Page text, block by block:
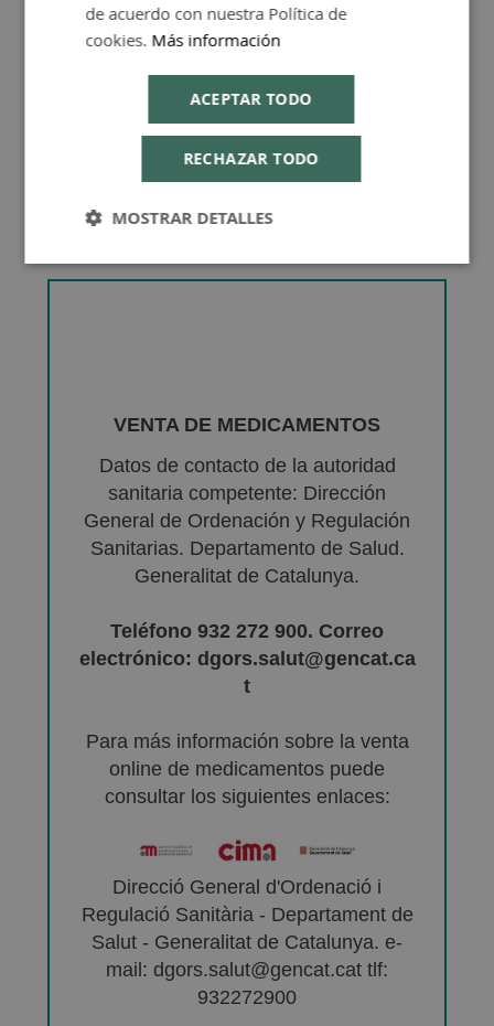
VENTA DE MEDICAMENTOS
Datos de contacto de la autoridad
sanitaria competente: Dirección
General de Ordenación y Regulación
Sanitarias. Departamento de Salud.
Generalitat de Catalunya.
Teléfono 932 272 900. Correo
electrónico: dgors.salut@gencat.ca
t
Para más información sobre la venta
online de medicamentos puede
consultar los siguientes enlaces:
Direcció General d'Ordenació i
Regulació Sanitària - Departament de
Salut - Generalitat de Catalunya. e-
mail: dgors.salut@gencat.cat tlf:
932272900
de acuerdo con nuestra Política de
cookies. Más información
ACEPTAR TODO
RECHAZAR TODO
MOSTRAR DETALLES